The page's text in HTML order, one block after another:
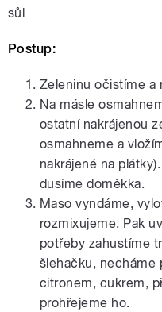
sůl
Postup:
Zeleninu očistíme a
Na másle
ostatní nakrájenou
osmahneme a
nakrájené na
dusíme doměkka.
Maso vyndáme,
rozmixujeme. Pak
potřeby zahustíme
šlehačku, necháme
citronem, cukrem,
prohřejeme ho.